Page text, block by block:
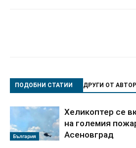
ПОДОБНИ СТАТИИ ДРУГИ ОТ
България
Хеликоптер се
на големия
Асеновград